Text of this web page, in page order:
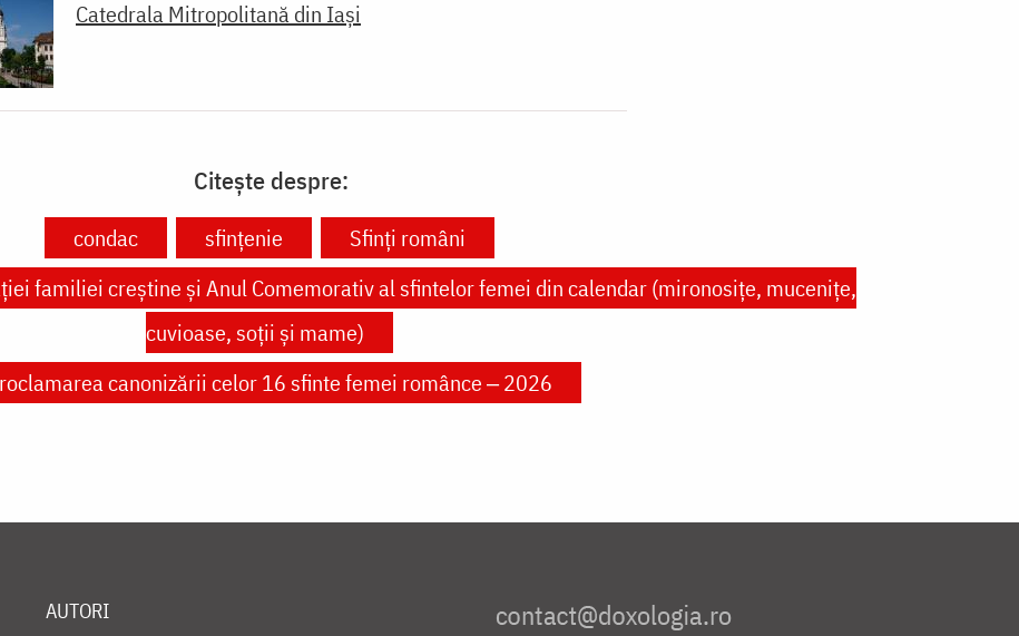
Catedrala Mitropolitană din Iaşi
Citește despre:
condac sfințenie
Sfinți români
familiei creștine și Anul Comemorativ al sfintelor femei din calendar (mironosițe, mucenițe,
cuvioase, soții și mame)
canonizării celor 16 sfinte femei românce ‒ 2026
AUTORI